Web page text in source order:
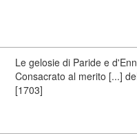
Le gelosie di Paride e
Consacrato al merito [...]
[1703]